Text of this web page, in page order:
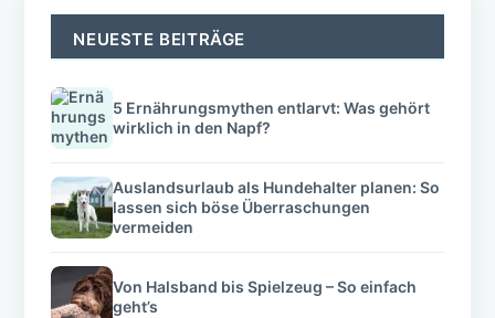
NEUESTE BEITRÄGE
5 Ernährungsmythen entlarvt: Was gehört
wirklich in den Napf?
Auslandsurlaub als Hundehalter planen: So
lassen sich böse Überraschungen
vermeiden
Von Halsband bis Spielzeug – So einfach
geht’s